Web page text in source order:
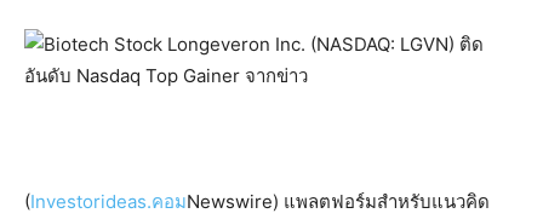
(Investorideas.คอมNewswire) แพลตฟอร์มสำหรับแนวคิด